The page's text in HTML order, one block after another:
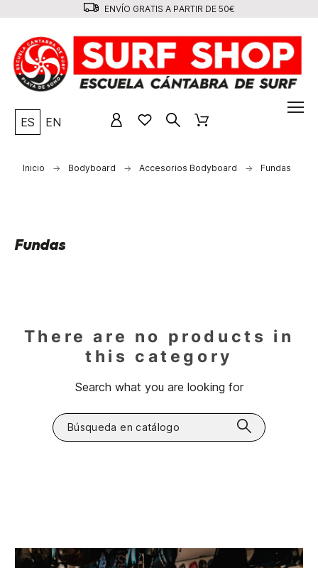
ENVÍO GRATIS A PARTIR DE 50€
ES EN
Inicio Bodyboard Accesorios Bodyboard Fundas
Fundas
There are no products in
this category
Search what you are looking for